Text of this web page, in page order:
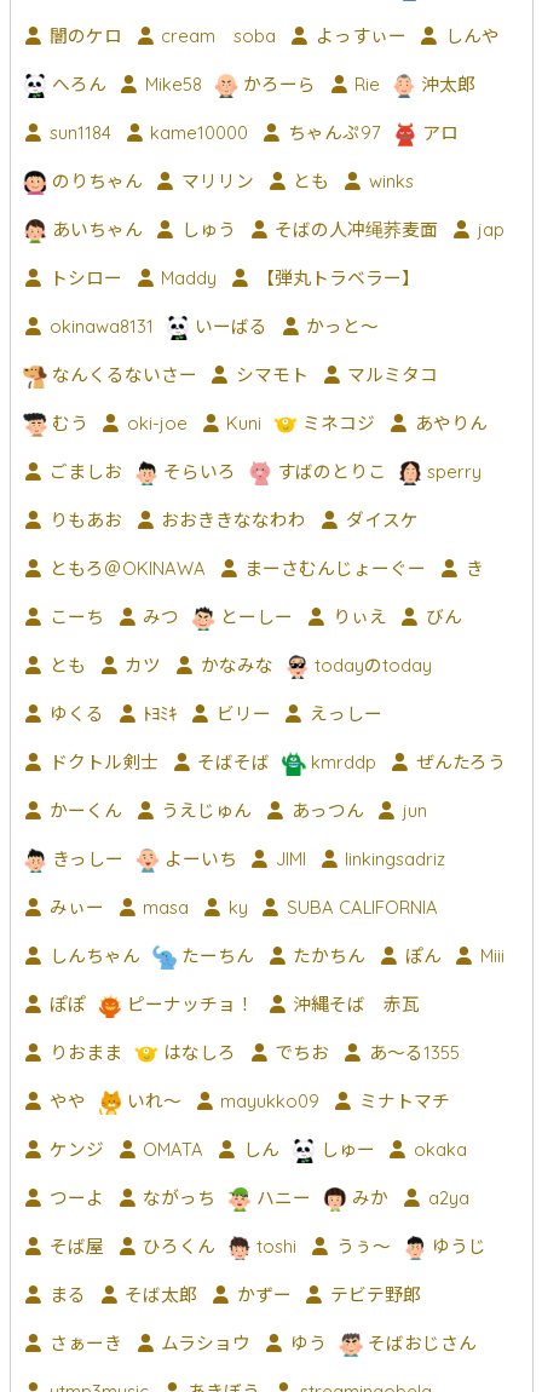
闇のケロ cream soba よっすぃー しんや
へろん Mike58 かろーら Rie 沖太郎
sun1184 kame10000 ちゃんぷ97 アロ
のりちゃん マリリン とも winks
あいちゃん しゅう そばの人冲绳荞麦面 jap
トシロー Maddy 【弾丸トラベラー】
okinawa8131 いーばる かっと〜
なんくるないさー シマモト マルミタコ
むう oki-joe Kuni ミネコジ あやりん
ごましお そらいろ すばのとりこ sperry
りもあお おおききななわわ ダイスケ
ともろ＠OKINAWA まーさむんじょーぐー き
こーち みつ とーしー りぃえ びん
とも カツ かなみな todayのtoday
ゆくる ﾄﾖﾐｷ ビリー えっしー
ドクトル剣士 そばそば kmrddp ぜんたろう
かーくん うえじゅん あっつん jun
きっしー よーいち JIMI linkingsadriz
みぃー masa ky SUBA CALIFORNIA
しんちゃん たーちん たかちん ぽん Miii
ぽぽ ピーナッチョ！ 沖縄そば 赤瓦
りおまま はなしろ でちお あ〜る1355
やや いれ～ mayukko09 ミナトマチ
ケンジ OMATA しん しゅー okaka
つーよ ながっち ハニー みか a2ya
そば屋 ひろくん toshi うぅ～ ゆうじ
まる そば太郎 かずー テビテ野郎
さぁーき ムラショウ ゆう そばおじさん